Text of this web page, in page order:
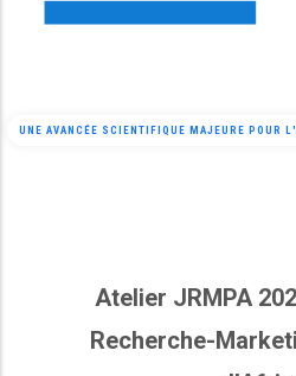
UNE AVANCÉE SCIENTIFIQUE MAJEURE POUR
Atelier JRMPA
Recherche-